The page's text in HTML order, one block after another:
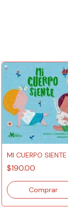
MI CUERPO SIENTE
$190.00